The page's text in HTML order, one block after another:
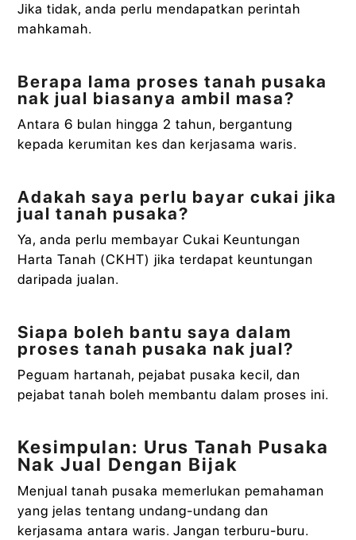
Jika tidak, anda perlu mendapatkan perintah
mahkamah.
Berapa lama proses tanah pusaka
nak jual biasanya ambil masa?
Antara 6 bulan hingga 2 tahun, bergantung
kepada kerumitan kes dan kerjasama waris.
Adakah saya perlu bayar cukai jika
jual tanah pusaka?
Ya, anda perlu membayar Cukai Keuntungan
Harta Tanah (CKHT) jika terdapat keuntungan
daripada jualan.
Siapa boleh bantu saya dalam
proses tanah pusaka nak jual?
Peguam hartanah, pejabat pusaka kecil, dan
pejabat tanah boleh membantu dalam proses ini.
Kesimpulan: Urus Tanah Pusaka
Nak Jual Dengan Bijak
Menjual tanah pusaka memerlukan pemahaman
yang jelas tentang undang-undang dan
kerjasama antara waris. Jangan terburu-buru.